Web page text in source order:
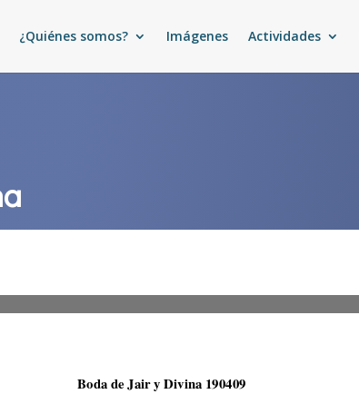
¿Quiénes somos? Imágenes Actividades